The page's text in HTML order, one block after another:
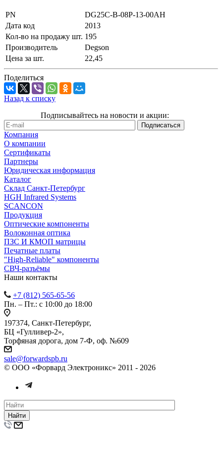
PN
DG25C-B-08P-13-00AH
Дата код
2013
Кол-во на продажу шт. 195
Производитель
Degson
Цена за шт.
22,45
Поделиться
Назад к списку
Подписывайтесь на новости и акции:
Компания
О компании
Сертификаты
Партнеры
Юридическая информация
Каталог
Cклад Санкт-Петербург
HGH Infrared Systems
SCANCON
Продукция
Оптические компоненты
Волоконная оптика
ПЗС И КМОП матрицы
Печатные платы
"High-Reliable" компоненты
СВЧ-разъёмы
Наши контакты
+7 (812) 565-65-56
Пн. – Пт.: с 10:00 до 18:00
197374, Санкт-Петербург,
БЦ «Гулливер-2»,
Торфяная дорога, дом 7-Ф, оф. №609
sale@forwardspb.ru
© ООО «Форвард Электроникс» 2011 - 2026
Найти